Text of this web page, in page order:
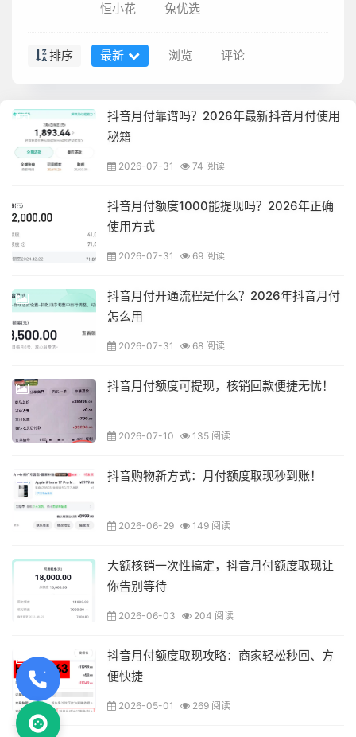
恒小花
兔优选
排序 最新 浏览 评论
抖音月付靠谱吗？2026年最新抖音月付使用
秘籍
2026-07-31 74 阅读
抖音月付额度1000能提现吗？2026年正确
使用方式
2026-07-31 69 阅读
抖音月付开通流程是什么？2026年抖音月付
怎么用
2026-07-31 68 阅读
抖音月付额度可提现，核销回款便捷无忧！
2026-07-10 135 阅读
抖音购物新方式：月付额度取现秒到账！
2026-06-29 149 阅读
大额核销一次性搞定，抖音月付额度取现让
你告别等待
2026-06-03 204 阅读
抖音月付额度取现攻略：商家轻松秒回、方
便快捷
2026-05-01 269 阅读